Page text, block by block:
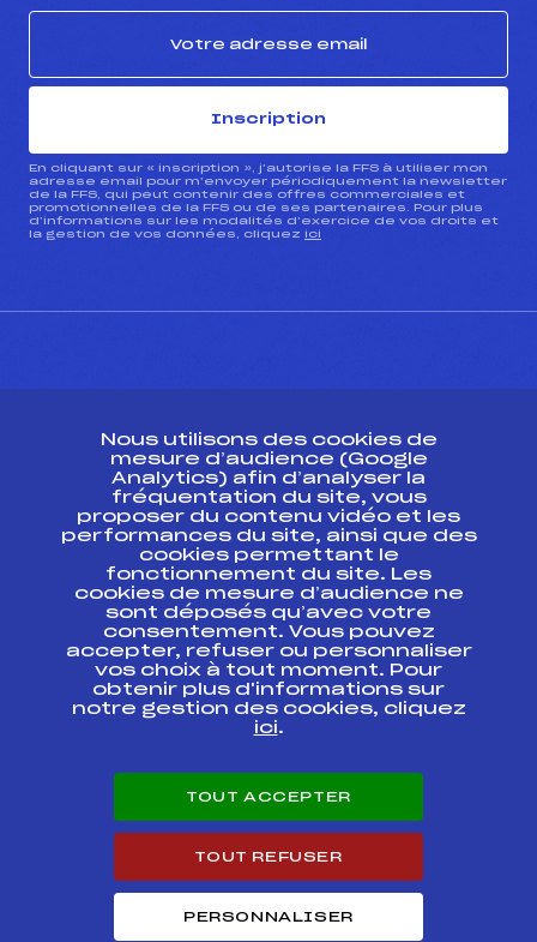
Inscription
En cliquant sur « inscription », j’autorise la FFS à utiliser mon
adresse email pour m’envoyer périodiquement la newsletter
de la FFS, qui peut contenir des offres commerciales et
promotionnelles de la FFS ou de ses partenaires. Pour plus
d’informations sur les modalités d’exercice de vos droits et
la gestion de vos données, cliquez ici
Ressources
Pass’Neige
Projet sportif fédéral
Projet de performance fédéral
Antidopage
Pôle Développement, Formation, Suivi
Scientifique
Listes ministérielles
Pôle vie de l’athlète
Enseignement professionnel
Carrières
Nous utilisons des cookies de
mesure d’audience (Google
Analytics) afin d’analyser la
fréquentation du site, vous
proposer du contenu vidéo et les
performances du site, ainsi que des
cookies permettant le
fonctionnement du site. Les
cookies de mesure d’audience ne
sont déposés qu’avec votre
consentement. Vous pouvez
accepter, refuser ou personnaliser
vos choix à tout moment. Pour
obtenir plus d'informations sur
notre gestion des cookies, cliquez
ici.
TOUT ACCEPTER
TOUT REFUSER
PERSONNALISER